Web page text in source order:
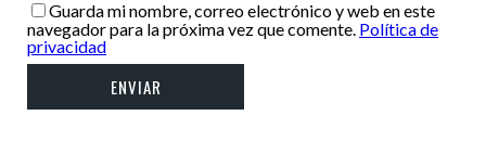
Guarda mi nombre, correo electrónico y web en este
navegador para la próxima vez que comente. Política de
privacidad